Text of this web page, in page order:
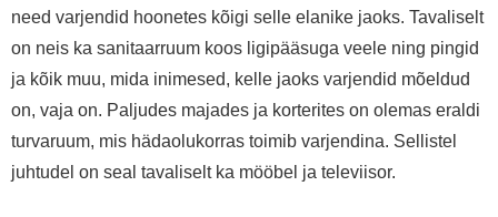
need varjendid hoonetes kõigi selle elanike jaoks. Tavaliselt
on neis ka sanitaarruum koos ligipääsuga veele ning pingid
ja kõik muu, mida inimesed, kelle jaoks varjendid mõeldud
on, vaja on. Paljudes majades ja korterites on olemas eraldi
turvaruum, mis hädaolukorras toimib varjendina. Sellistel
juhtudel on seal tavaliselt ka mööbel ja televiisor.